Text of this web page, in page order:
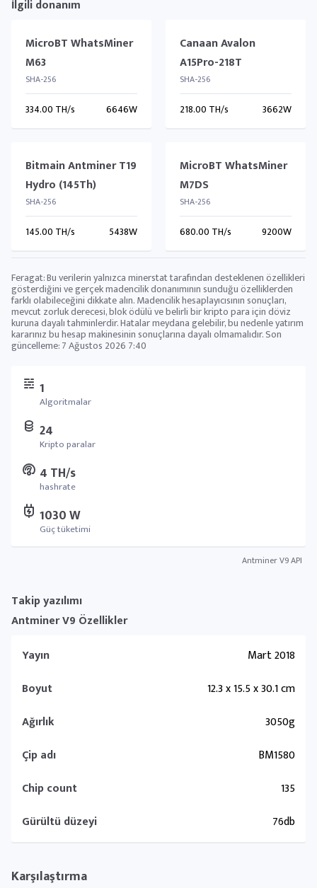
1
Algoritmalar
24
Kripto paralar
4 TH/s
hashrate
1030 W
Güç tüketimi
Antminer V9 API
Takip yazılımı
Antminer V9 Özellikler
Yayın
Mart 2018
Boyut
12.3 x 15.5 x 30.1 cm
Ağırlık
3050g
Çip adı
BM1580
Chip count
135
Gürültü düzeyi
76db
Karşılaştırma
İlgili donanım
MicroBT WhatsMiner
M63
SHA-256
334.00 TH/s 6646W
Canaan Avalon
A15Pro-218T
SHA-256
218.00 TH/s 3662W
Bitmain Antminer T19
Hydro (145Th)
SHA-256
145.00 TH/s 5438W
MicroBT WhatsMiner
M7DS
SHA-256
680.00 TH/s 9200W
Feragat: Bu verilerin yalnızca minerstat tarafından desteklenen özellikleri
gösterdiğini ve gerçek madencilik donanımının sunduğu özelliklerden
farklı olabileceğini dikkate alın. Madencilik hesaplayıcısının sonuçları,
mevcut zorluk derecesi, blok ödülü ve belirli bir kripto para için döviz
kuruna dayalı tahminlerdir. Hatalar meydana gelebilir, bu nedenle yatırım
kararınız bu hesap makinesinin sonuçlarına dayalı olmamalıdır. Son
güncelleme:7 Ağustos 2026 7:40